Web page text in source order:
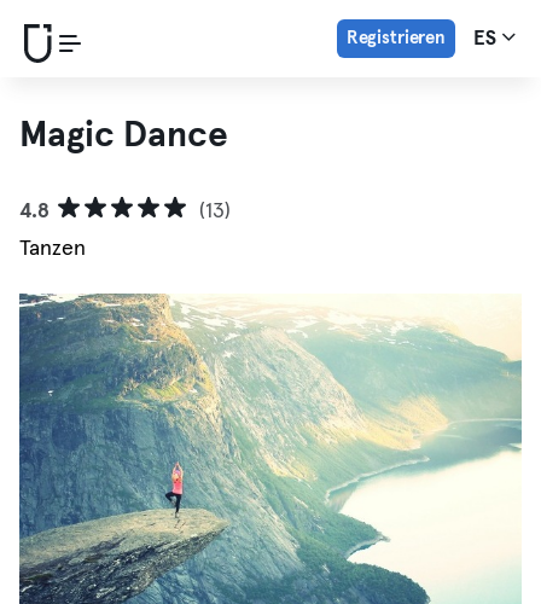
Registrieren ES
Magic Dance
4.8
(13)
Tanzen